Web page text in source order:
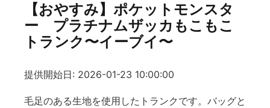
【おやすみ】ポケットモンスタ
ー プラチナムザッカもこもこ
トランク〜イーブイ〜
提供開始日: 2026-01-23 10:00:00
毛足のある生地を使用したトランクです。バッグと